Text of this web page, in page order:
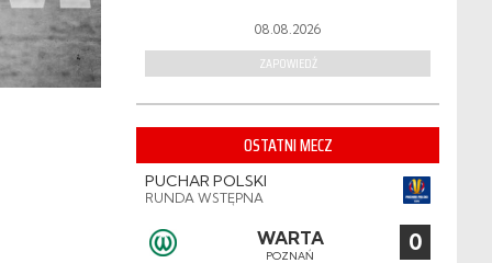
08.08.2026
ZAPOWIEDŹ
OSTATNI MECZ
PUCHAR POLSKI
RUNDA WSTĘPNA
WARTA
POZNAŃ 0